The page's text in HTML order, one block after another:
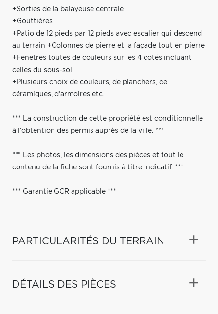
+Sorties de la balayeuse centrale
+Gouttières
+Patio de 12 pieds par 12 pieds avec escalier qui descend
au terrain +Colonnes de pierre et la façade tout en pierre
+Fenêtres toutes de couleurs sur les 4 cotés incluant
celles du sous-sol
+Plusieurs choix de couleurs, de planchers, de
céramiques, d'armoires etc.
*** La construction de cette propriété est conditionnelle
à l'obtention des permis auprès de la ville. ***
*** Les photos, les dimensions des pièces et tout le
contenu de la fiche sont fournis à titre indicatif. ***
*** Garantie GCR applicable ***
PARTICULARITÉS DU TERRAIN
DÉTAILS DES PIÈCES